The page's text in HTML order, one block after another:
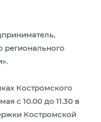
регионального
Костромского
с 10.00 до 11.30 в
Костромской